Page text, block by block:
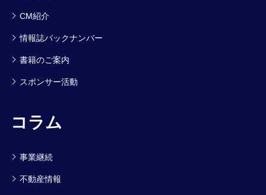
CM紹介
情報誌バックナンバー
書籍のご案内
スポンサー活動
コラム
事業継続
不動産情報